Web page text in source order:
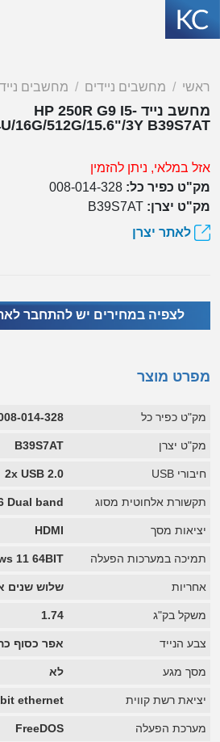
ראשי מחשבים ניידים מחשבים
מחשב נייד HP 250R G9 I5-
16G/512G/15.6"/3Y B39S7AT
אזל במלאי, ניתן להזמין
מק"ט כפיר כל: 008-014-328
מק"ט יצרן: B39S7AT
לאתר יצרן
לצפיה במחירים יש להתחבר
מפרט מוצר
מק"ט כפיר כל 014-328
מק"ט יצרן B39S7AT
חיבורי USB 2x USB 2.0
תקשורת אלחוטית מסוג Dual band
יציאות מסך HDMI
תמיכה במערכות הפעלה 11 64BIT
אחריות שלוש שנים
משקל בק"ג 1.74
צבע הנייד אפר כסוף
מסך מגע לא
יציאת רשת קווית ethernet
מערכת הפעלה FreeDOS